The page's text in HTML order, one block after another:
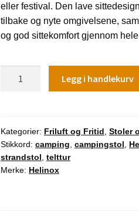
eller festival. Den lave
tilbake og nyte omgivelsene,
og god sittekomfort gjennom
antall
Legg i handlekurv
Kategorier: Friluft og Fritid, Stoler
Stikkord: camping, campingstol,
strandstol, telttur
Merke: Helinox